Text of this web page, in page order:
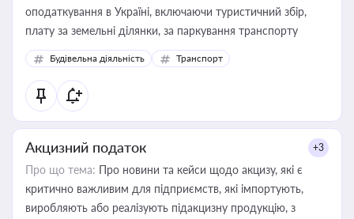
оподаткування в Україні, включаючи туристичний збір,
плату за земельні ділянки, за паркування транспорту
Будівельна діяльність Транспорт
Акцизний податок +3
Про що тема: Про новини та кейси щодо акцизу, які є
критично важливим для підприємств, які імпортують,
виробляють або реалізують підакцизну продукцію, з